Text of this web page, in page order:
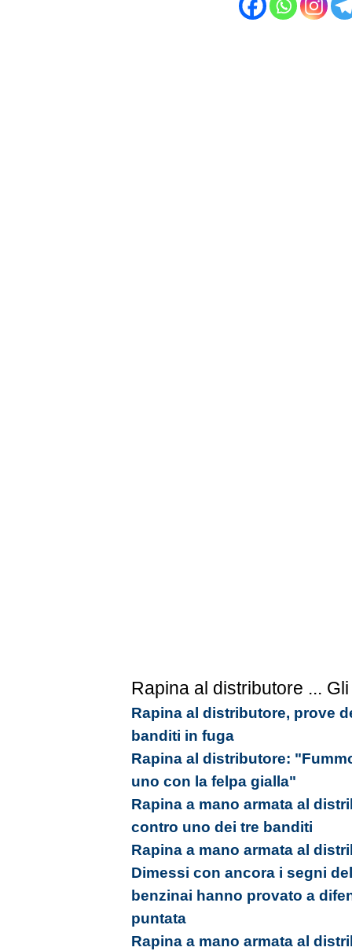
Rapina al distributore ...
Rapina al distributore, prove
banditi in fuga
Rapina al distributore:
uno con la felpa gialla"
Rapina a mano armata al
contro uno dei tre banditi
Rapina a mano armata al
Dimessi con ancora i segni
benzinai hanno provato a
puntata
Rapina a mano armata al